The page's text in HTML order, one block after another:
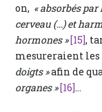
on, « absorbés
cerveau (...) et
hormones »[15],
mesureraient les
doigts »afin de
organes »[16]…